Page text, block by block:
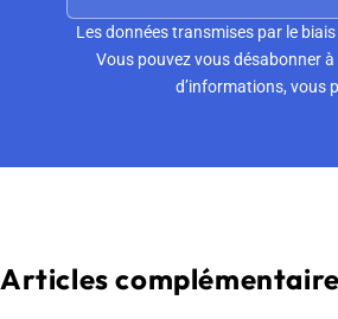
Les données transmises par le
Vous pouvez vous désabonner
d’informations, vous
Articles